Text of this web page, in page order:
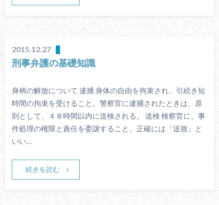
2015.12.27
刑事弁護の基礎知識
身柄の解放について 逮捕 身体の自由を拘束され、引続き短
時間の拘束を受けること。警察官に逮捕されたときは、原
則として、４８時間以内に送検される。 送検 検察官に、事
件処理の権限と責任を委譲すること。正確には「送致」と
いい…
続きを読む